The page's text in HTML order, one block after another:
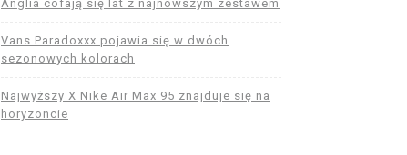
Anglia cofają się lat z najnowszym zestawem
Vans Paradoxxx pojawia się w dwóch
sezonowych kolorach
Najwyższy X Nike Air Max 95 znajduje się na
horyzoncie